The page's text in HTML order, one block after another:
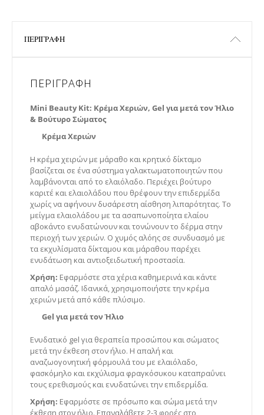
ΠΕΡΙΓΡΑΦΉ
ΠΕΡΙΓΡΑΦΉ
Mini Beauty Kit: Κρέμα Χεριών, Gel για μετά τον Ήλιο
& Βούτυρο Σώματος
Κρέμα Χεριών
Η κρέμα χειρών με μάραθο και κρητικό δίκταμο
βασίζεται σε ένα σύστημα γαλακτωματοποιητών που
λαμβάνονται από το ελαιόλαδο. Περιέχει βούτυρο
καριτέ και ελαιολάδου που θρέφουν την επιδερμίδα
χωρίς να αφήνουν δυσάρεστη αίσθηση λιπαρότητας. Το
μείγμα ελαιολάδου με τα ασαπωνοποίητα ελαίου
αβοκάντο ενυδατώνουν και τονώνουν το δέρμα στην
περιοχή των χεριών. Ο χυμός αλόης σε συνδυασμό με
τα εκχυλίσματα δίκταμου και μάραθου παρέχει
ενυδάτωση και αντιοξειδωτική προστασία.
Χρήση: Εφαρμόστε στα χέρια καθημερινά και κάντε
απαλό μασάζ. Ιδανικά, χρησιμοποιήστε την κρέμα
χεριών μετά από κάθε πλύσιμο.
Gel για μετά τον Ήλιο
Ενυδατικό gel για θεραπεία προσώπου και σώματος
μετά την έκθεση στον ήλιο. Η απαλή και
αναζωογονητική φόρμουλά του με ελαιόλαδο,
φασκόμηλο και εκχύλισμα φραγκόσυκου καταπραΰνει
τους ερεθισμούς και ενυδατώνει την επιδερμίδα.
Χρήση: Εφαρμόστε σε πρόσωπο και σώμα μετά την
έκθεση στον ήλιο. Επαναλάβετε 2-3 φορές στο